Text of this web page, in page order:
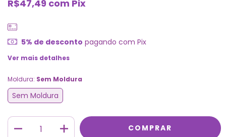
R$47,49 com Pix
5% de desconto pagando com Pix
Ver mais detalhes
Moldura: Sem Moldura
Sem Moldura